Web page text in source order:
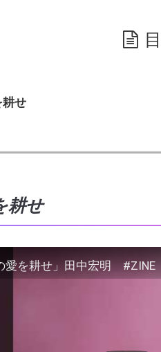
耕せ
耕せ
愛を耕せ」田中宏明